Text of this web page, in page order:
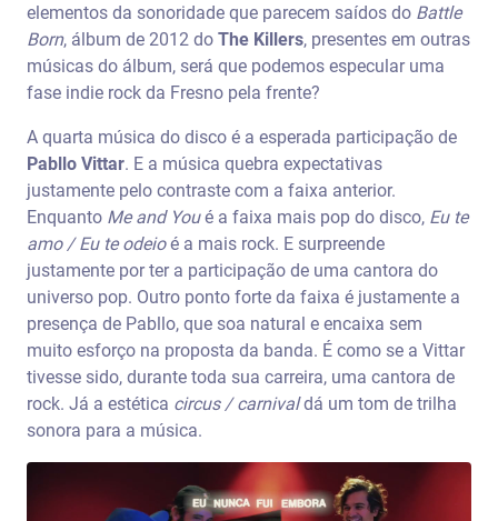
elementos da sonoridade que parecem saídos do Battle
Born, álbum de 2012 do The Killers, presentes em outras
músicas do álbum, será que podemos especular uma
fase indie rock da Fresno pela frente?
A quarta música do disco é a esperada participação de
Pabllo Vittar. E a música quebra expectativas
justamente pelo contraste com a faixa anterior.
Enquanto Me and Youé a faixa mais pop do disco, Eu te
amo / Eu te odeioé a mais rock. E surpreende
justamente por ter a participação de uma cantora do
universo pop. Outro ponto forte da faixa é justamente a
presença de Pabllo, que soa natural e encaixa sem
muito esforço na proposta da banda. É como se a Vittar
tivesse sido, durante toda sua carreira, uma cantora de
rock. Já a estética circus / carnivaldá um tom de trilha
sonora para a música.